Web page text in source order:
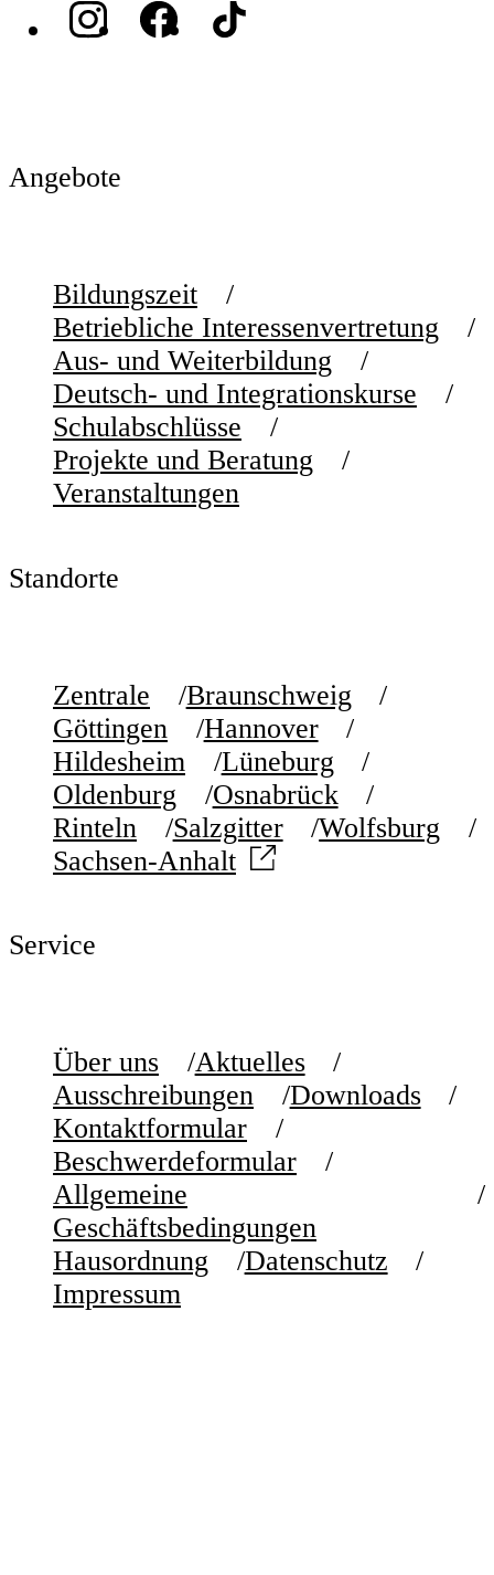
Angebote
Bildungszeit
Betriebliche Interessenvertretung
Aus- und Weiterbildung
Deutsch- und Integrationskurse
Schulabschlüsse
Projekte und Beratung
Veranstaltungen
Standorte
Zentrale
Braunschweig
Göttingen
Hannover
Hildesheim
Lüneburg
Oldenburg
Osnabrück
Rinteln
Salzgitter
Wolfsburg
Sachsen-Anhalt
Service
Über uns
Aktuelles
Ausschreibungen
Downloads
Kontaktformular
Beschwerdeformular
Allgemeine
Geschäftsbedingungen
Hausordnung
Datenschutz
Impressum